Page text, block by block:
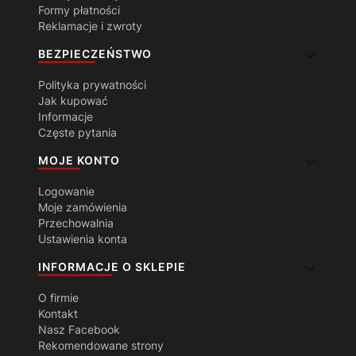
Formy płatności
Reklamacje i zwroty
BEZPIECZEŃSTWO
Polityka prywatności
Jak kupować
Informacje
Częste pytania
MOJE KONTO
Logowanie
Moje zamówienia
Przechowalnia
Ustawienia konta
INFORMACJE O SKLEPIE
O firmie
Kontakt
Nasz Facebook
Rekomendowane strony